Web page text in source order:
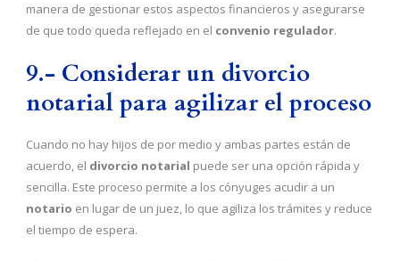
manera de gestionar estos aspectos financieros y asegurarse
de que todo queda reflejado en el convenio regulador.
9.- Considerar un divorcio
notarial para agilizar el proceso
Cuando no hay hijos de por medio y ambas partes están de
acuerdo, el divorcio notarial puede ser una opción rápida y
sencilla. Este proceso permite a los cónyuges acudir a un
notario en lugar de un juez, lo que agiliza los trámites y reduce
el tiempo de espera.